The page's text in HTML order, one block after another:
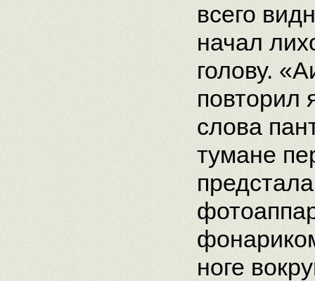
всего
начал
голову.
повторил
слова
тумане
ноге